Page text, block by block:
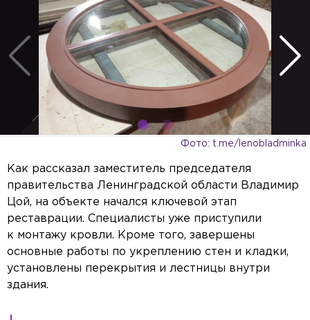
Фото: t.me/lenobladminka
Как рассказал заместитель председателя
правительства Ленинградской области Владимир
Цой, на объекте начался ключевой этап
реставрации. Специалисты уже приступили
к монтажу кровли. Кроме того, завершены
основные работы по укреплению стен и кладки,
установлены перекрытия и лестницы внутри
здания.